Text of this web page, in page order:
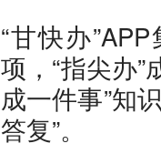
“甘快办
项，“指尖办
成一件事”知
答复”。